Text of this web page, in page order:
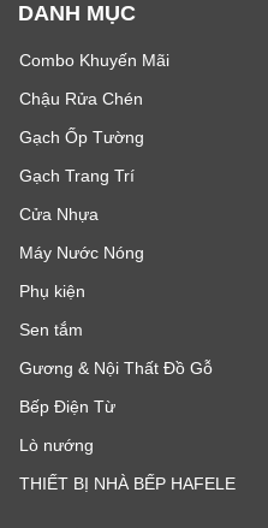
DANH MỤC
Combo Khuyến Mãi
Chậu Rửa Chén
Gạch Ốp Tường
Gạch Trang Trí
Cửa Nhựa
Máy Nước Nóng
Phụ kiện
Sen tắm
Gương & Nội Thất Đồ Gỗ
Bếp Điện Từ
Lò nướng
THIẾT BỊ NHÀ BẾP HAFELE